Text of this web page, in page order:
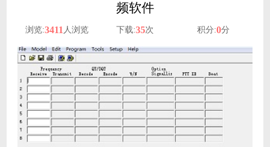
频软件
浏览:3411 人浏览 下载:35次 积分:0分